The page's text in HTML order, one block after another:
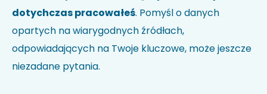
dotychczas pracowałeś. Pomyśl o danych
opartych na wiarygodnych źródłach,
odpowiadających na Twoje kluczowe, może jeszcze
niezadane pytania.